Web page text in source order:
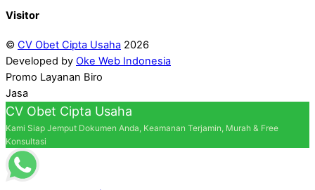
Visitor
© CV Obet Cipta Usaha 2026
Developed by Oke Web Indonesia
Promo Layanan Biro
Jasa
CV Obet Cipta Usaha
Kami Siap Jemput Dokumen Anda, Keamanan Terjamin, Murah & Free
Konsultasi